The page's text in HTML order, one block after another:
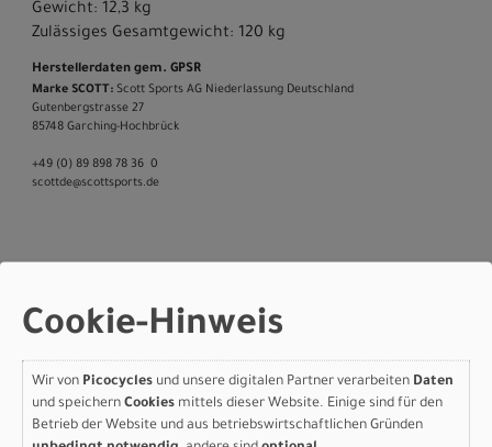
Gewicht: 12,3 kg
Zulässiges Gesamtgewicht: 120 kg
Herstellerdaten gem. GPSR
Marke SCOTT: Scott Sports AG Niederlassung Deutschland
Gutenbergstrasse 27
85748 Garching-­Hochbrück
+49 (0) 89 898 78 36 ­ 0
scott­de@scott­sports.de
Scott Metrix 20 EQ -
Cookie-Hinweis
Wir von Picocycles und unsere digitalen Partner verarbeiten Daten
und speichern Cookies mittels dieser Website. Einige sind für den
Betrieb der Website und aus betriebswirtschaftlichen Gründen